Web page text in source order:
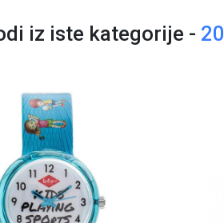
iz iste kategorije - 20